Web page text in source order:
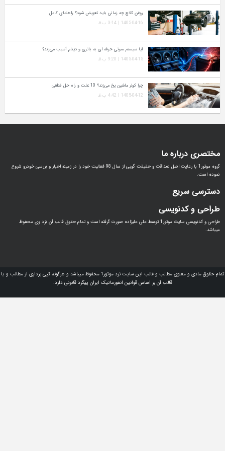
روغن کلاچ چه زمانی باید تعویض شود؟ راهنمای کامل
1405-04-16 | 3:14 ب.ظ
آیا سیستم صوتی حرفه‌ ای به باتری و دینام آسیب می‌زند؟
1405-04-15 | 9:20 ب.ظ
چرا کولر ماشین یخ می‌زند؟ 10 علت و راه‌ حل قطعی
1405-04-12 | 4:42 ب.ظ
ما
گروه موتور1 با رعایت اصل صداقت و حقیقت گویی از سال 98 فعالیت خود را در زمینه اخبار و بررسی خودرو شروع
طراحی و کدنویسی سایت موتور1 توسط علی علیزاده صورت گرفته است و تمام حقوق قالب آن نزد وی محفوظ
تمام حقوق مادی و معنوی مطالب و قالب این سایت نزد موتور1 محفوظ میباشد و هرگونه کپی برداری از مطالب و یا
قالب آن بر اساس قوانین انفورماتیک ایران پیگرد قانونی دارد.